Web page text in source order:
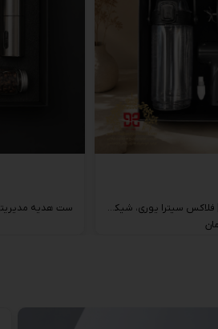
ست هدیه مدیریتی ورزشی و سلامت | فلاکس سیترا یوری، شیکر و ماساژور تفنگی